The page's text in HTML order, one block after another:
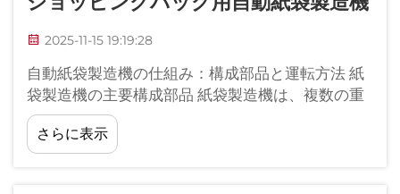
2025-11-15 19:19:28
自動紙袋製造機の仕組み：構成部品と運転方法 紙
袋製造機の主要構成部品 紙袋製造機は、複数の重
要な部品を統合することで、基本的な紙の原料を
すぐに使用できるバッグに変換します。全体の...
さらに表示